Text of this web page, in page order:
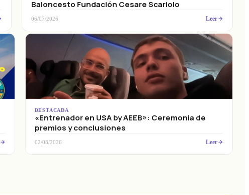
Baloncesto Fundación Cesare Scariolo
06/07/2026 Leer
DESTACADA
«Entrenador en USA by AEEB»: Ceremonia de
premios y conclusiones
02/08/2026 Leer